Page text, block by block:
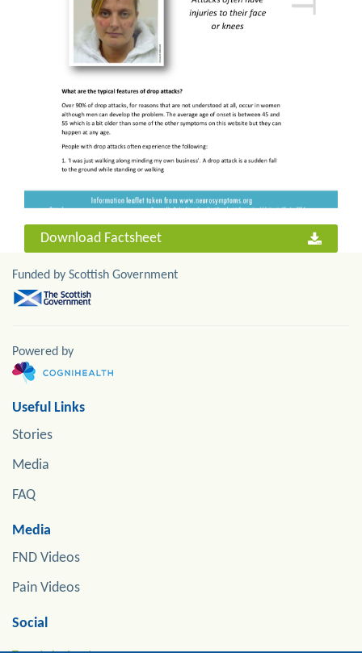
Download Factsheet
Funded by Scottish Government
Powered by
Useful Links
Stories
Media
FAQ
Media
FND Videos
Pain Videos
Social